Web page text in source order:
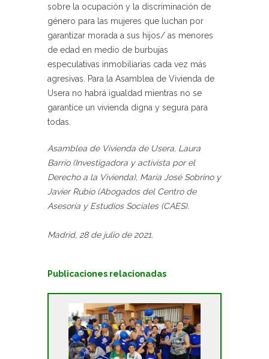
sobre la ocupación y la discriminación de
género para las mujeres que luchan por
garantizar morada a sus hijos/ as menores
de edad en medio de burbujas
especulativas inmobiliarias cada vez más
agresivas. Para la Asamblea de Vivienda de
Usera no habrá igualdad mientras no se
garantice un vivienda digna y segura para
todas.
Asamblea de Vivienda de Usera, Laura
Barrio (Investigadora y activista por el
Derecho a la Vivienda), María José Sobrino y
Javier Rubio (Abogados del Centro de
Asesoría y Estudios Sociales (CAES).
Madrid, 28 de julio de 2021.
Publicaciones relacionadas